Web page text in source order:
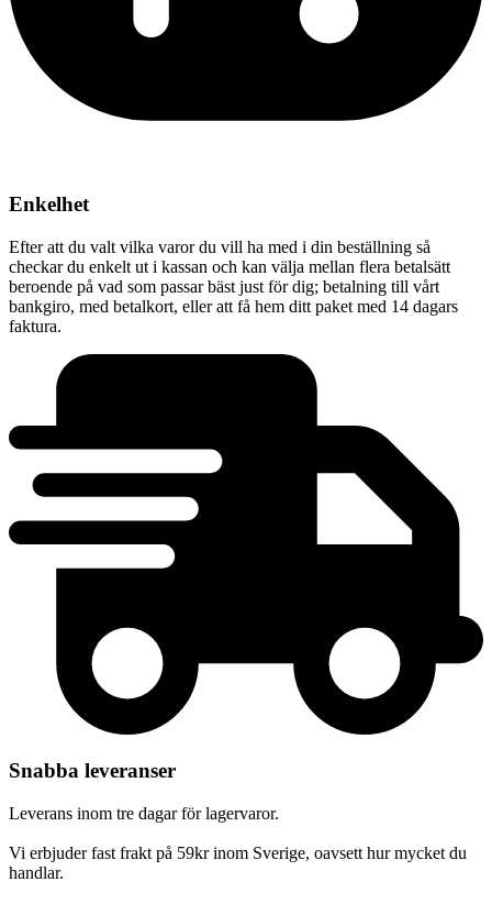
Enkelhet
Efter att du valt vilka varor du vill ha med i din beställning så
checkar du enkelt ut i kassan och kan välja mellan flera betalsätt
beroende på vad som passar bäst just för dig; betalning till vårt
bankgiro, med betalkort, eller att få hem ditt paket med 14 dagars
faktura.
Snabba leveranser
Leverans inom tre dagar för lagervaror.
Vi erbjuder fast frakt på 59kr inom Sverige, oavsett hur mycket du
handlar.